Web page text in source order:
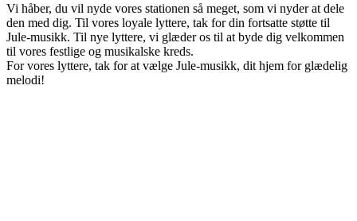
Vi håber, du vil nyde vores stationen så meget, som vi nyder at dele
den med dig. Til vores loyale lyttere, tak for din fortsatte støtte til
Jule-musikk. Til nye lyttere, vi glæder os til at byde dig velkommen
til vores festlige og musikalske kreds.
For vores lyttere, tak for at vælge Jule-musikk, dit hjem for glædelig
melodi!